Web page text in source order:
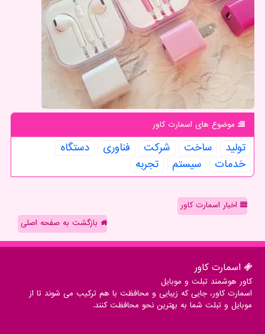
موضوع های اسمارت كاور
تولید ساخت شركت فناوری
دستگاه
خدمات
سیستم تجربه
اخبار اسمارت کاور
بازگشت به صفحه اصلی
اسمارت كاور
کاور هوشمند تبلت و موبایل
اسمارت کاور، جایی که زیبایی و محافظت با هم ترکیب می شوند تا از
موبایل و تبلت شما به بهترین نحو محافظت کنند.